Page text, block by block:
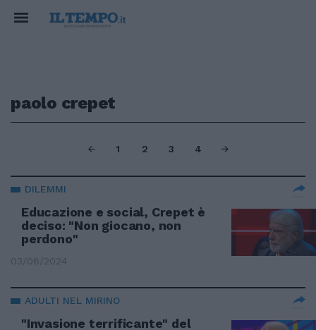
paolo crepet
1 2 3 4
DILEMMI
Educazione e social, Crepet è
deciso: "Non giocano, non
perdono"
03/06/2024
ADULTI NEL MIRINO
"Invasione terrificante" del